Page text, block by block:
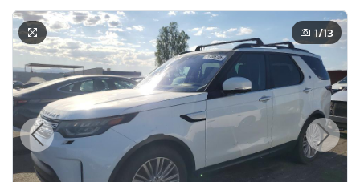
1/13